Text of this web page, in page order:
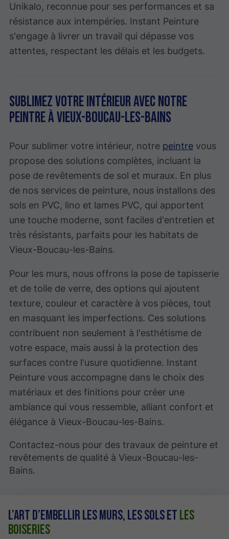
Unikalo, reconnue pour ses performances et sa
résistance aux intempéries. Instant Peinture
s'engage à livrer un travail qui dépasse vos
attentes, respectant les délais et les budgets.
Sublimez votre intérieur avec notre
peintre à Vieux-Boucau-les-Bains
Pour sublimer votre intérieur, notre peintre vous
propose des solutions complètes, incluant la
pose de revêtements de sol et muraux. En plus
de nos services de peinture, nous installons des
sols en PVC, lino et lames PVC, qui apportent
une touche moderne, sont faciles d'entretien et
très résistants, parfaits pour les habitats de
Vieux-Boucau-les-Bains.
Pour les murs, nous offrons la pose de tapisserie
et de toile de verre, des options qui ajoutent
texture, couleur et caractère à vos pièces, tout
en masquant les imperfections. Ces solutions
contribuent non seulement à l'esthétisme de
votre espace, mais aussi à la protection des
surfaces contre l'usure quotidienne. Instant
Peinture vous accompagne dans le choix des
matériaux et des finitions pour créer une
ambiance qui vous ressemble, alliant confort et
élégance à Vieux-Boucau-les-Bains.
Contactez-nous pour des travaux de peinture et
revêtements de qualité à Vieux-Boucau-les-
Bains.
L’art d’embellir les murs, les sols etles
boiseries